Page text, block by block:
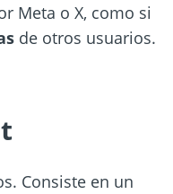
Meta o X, como si
de otros usuarios.
Consiste en un